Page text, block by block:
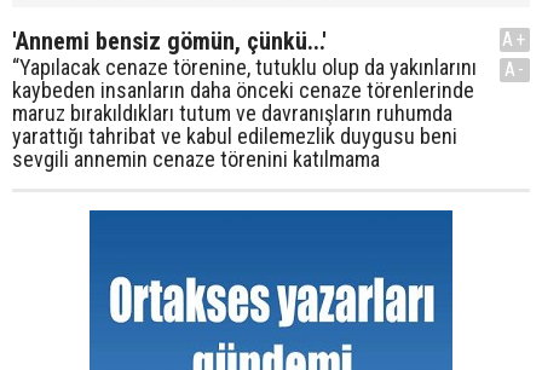
'Annemi bensiz gömün, çünkü...'
“Yapılacak cenaze törenine, tutuklu olup da yakınlarını
kaybeden insanların daha önceki cenaze törenlerinde
maruz bırakıldıkları tutum ve davranışların ruhumda
yarattığı tahribat ve kabul edilemezlik duygusu beni
sevgili annemin cenaze törenini katılmama
A+
A-